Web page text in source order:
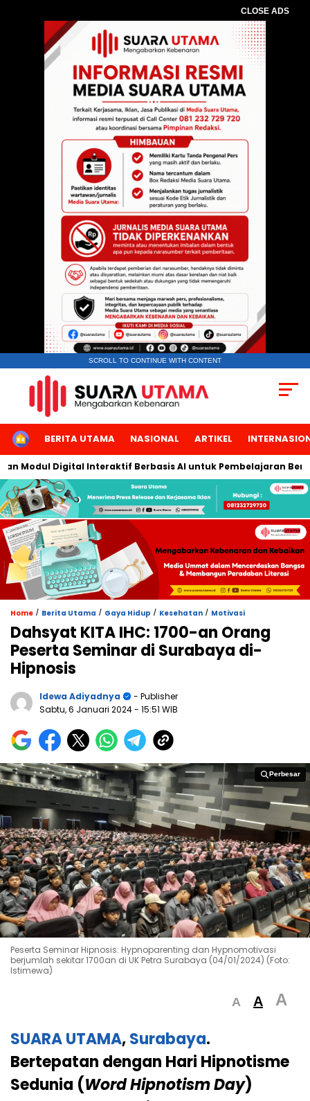
CLOSE ADS
SCROLL TO CONTINUE WITH CONTENT
HOMEBERITA UTAMA NASIONAL ARTIKEL
Digital Interaktif Berbasis AI untuk Pembelajaran Berbicara
Home / Berita Utama / Gaya Hidup / Kesehatan / Motivasi
Dahsyat KITA IHC: 1700-an Orang
Peserta Seminar di Surabaya di-
Hipnosis
Idewa Adiyadnya
- Publisher
Sabtu, 6 Januari 2024- 15:51 WIB
Perbesar
Perbesar
Peserta Seminar Hipnosis: Hypnoparenting dan Hypnomotivasi
berjumlah sekitar 1700an di UK Petra Surabaya (04/01/2024) (Foto:
Istimewa)
A A A
SUARA UTAMA,Surabaya.
Bertepatan dengan Hari Hipnotisme
Sedunia (Word Hipnotism Day)